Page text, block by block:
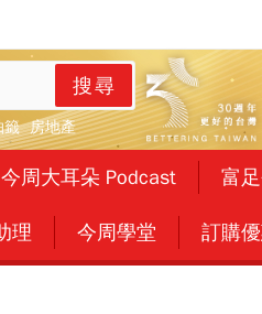
搜尋
籤 房地產
今周大耳朵 Podcast 富
理 今周學堂 訂購